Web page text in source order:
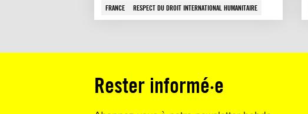
FRANCE RESPECT DU DROIT INTERNATIONAL HUMANITAIRE
Rester informé·e